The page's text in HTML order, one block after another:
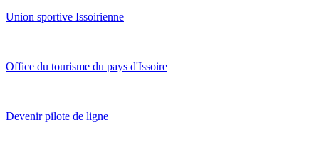
Union sportive Issoirienne
Office du tourisme du pays d'Issoire
Devenir pilote de ligne